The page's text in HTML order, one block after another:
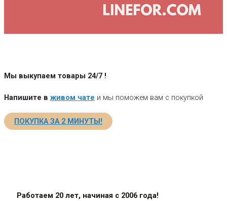
Мы выкупаем товары 24/7 !
Напишите в живом чате и мы поможем вам с покупкой
ПОКУПКА ЗА 2 МИНУТЫ!
Работаем 20 лет, начиная с 2006 года!